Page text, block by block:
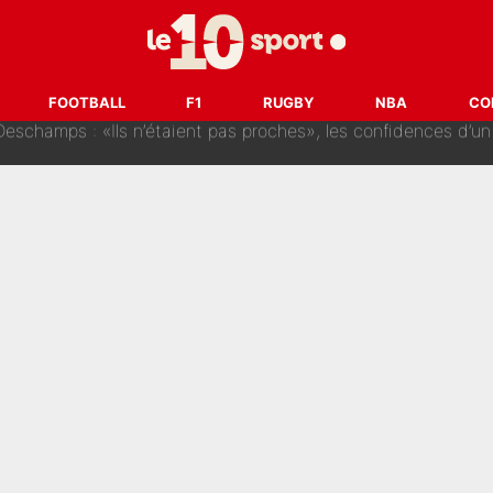
FOOTBALL F1 RUGBY NBA
: «Ils n’étaient pas proches», les confidences d’un membre de
Pablo Longoria : Quelques semaines après son départ, l'ancien